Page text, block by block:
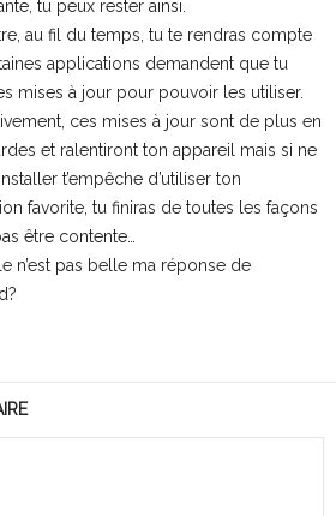
tu peux rester ainsi.
au fil du temps, tu te rendras compte
applications demandent que tu
mises à jour pour pouvoir les utiliser.
ces mises à jour sont de plus en
et ralentiront ton appareil mais si ne
t’empêche d’utiliser ton
favorite, tu finiras de toutes les façons
être contente…
n’est pas belle ma réponse de